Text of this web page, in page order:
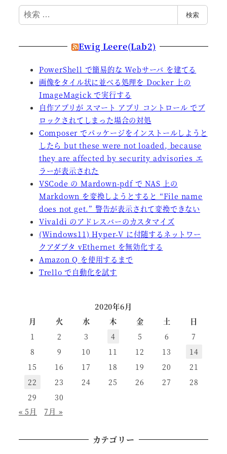
検
索
検索
Ewig Leere(Lab2)
PowerShell で簡易的な Webサーバ を建てる
画像をタイル状に並べる処理を Docker 上の
ImageMagick で実行する
自作アプリが スマート アプリ コントロール でブ
ロックされてしまった場合の対処
Composer でパッケージをインストールしようと
したら but these were not loaded, because
they are affected by security advisories エ
ラーが表示された
VSCode の Mardown-pdf で NAS 上の
Markdown を変換しようとすると “File name
does not get.” 警告が表示されて変換できない
Vivaldi のアドレスバーのカスタマイズ
(Windows11) Hyper-V に付随するネットワー
クアダプタ vEthernet を無効化する
Amazon Q を使用するまで
Trello で自動化を試す
2020年6月
月
火 水 木 金 土
日
1
2 3 4 5 6
7
8
9 10 11 12 13
14
15
16 17 18 19 20
21
22
23 24 25 26 27
28
29
30
« 5月
7月 »
カテゴリー